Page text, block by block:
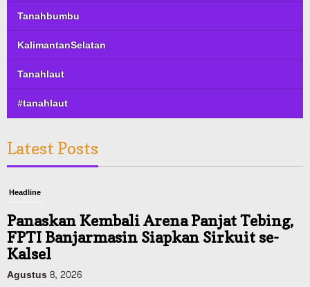
Tanahbumbu
KalimantanSelatan
Tanahlaut
#tanahlaut
Latest Posts
Headline
Panaskan Kembali Arena Panjat Tebing,
FPTI Banjarmasin Siapkan Sirkuit se-
Kalsel
Agustus 8, 2026